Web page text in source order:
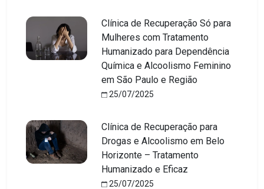
Clínica de Recuperação Só para
Mulheres com Tratamento
Humanizado para Dependência
Química e Alcoolismo Feminino
em São Paulo e Região
25/07/2025
Clínica de Recuperação para
Drogas e Alcoolismo em Belo
Horizonte – Tratamento
Humanizado e Eficaz
25/07/2025